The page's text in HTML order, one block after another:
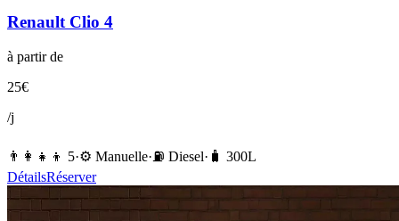
Renault Clio 4
à partir de
25€
/j
👨‍👩‍👧‍👦 5·⚙️ Manuelle·⛽️ Diesel· 🧳 300L
DétailsRéserver